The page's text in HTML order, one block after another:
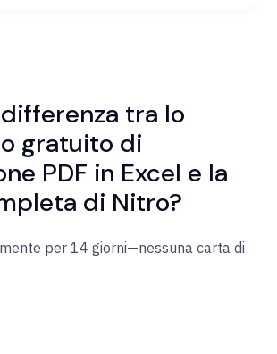
tra lo
gratuito di
PDF in Excel e la
di Nitro?
per 14 giorni—nessuna carta di